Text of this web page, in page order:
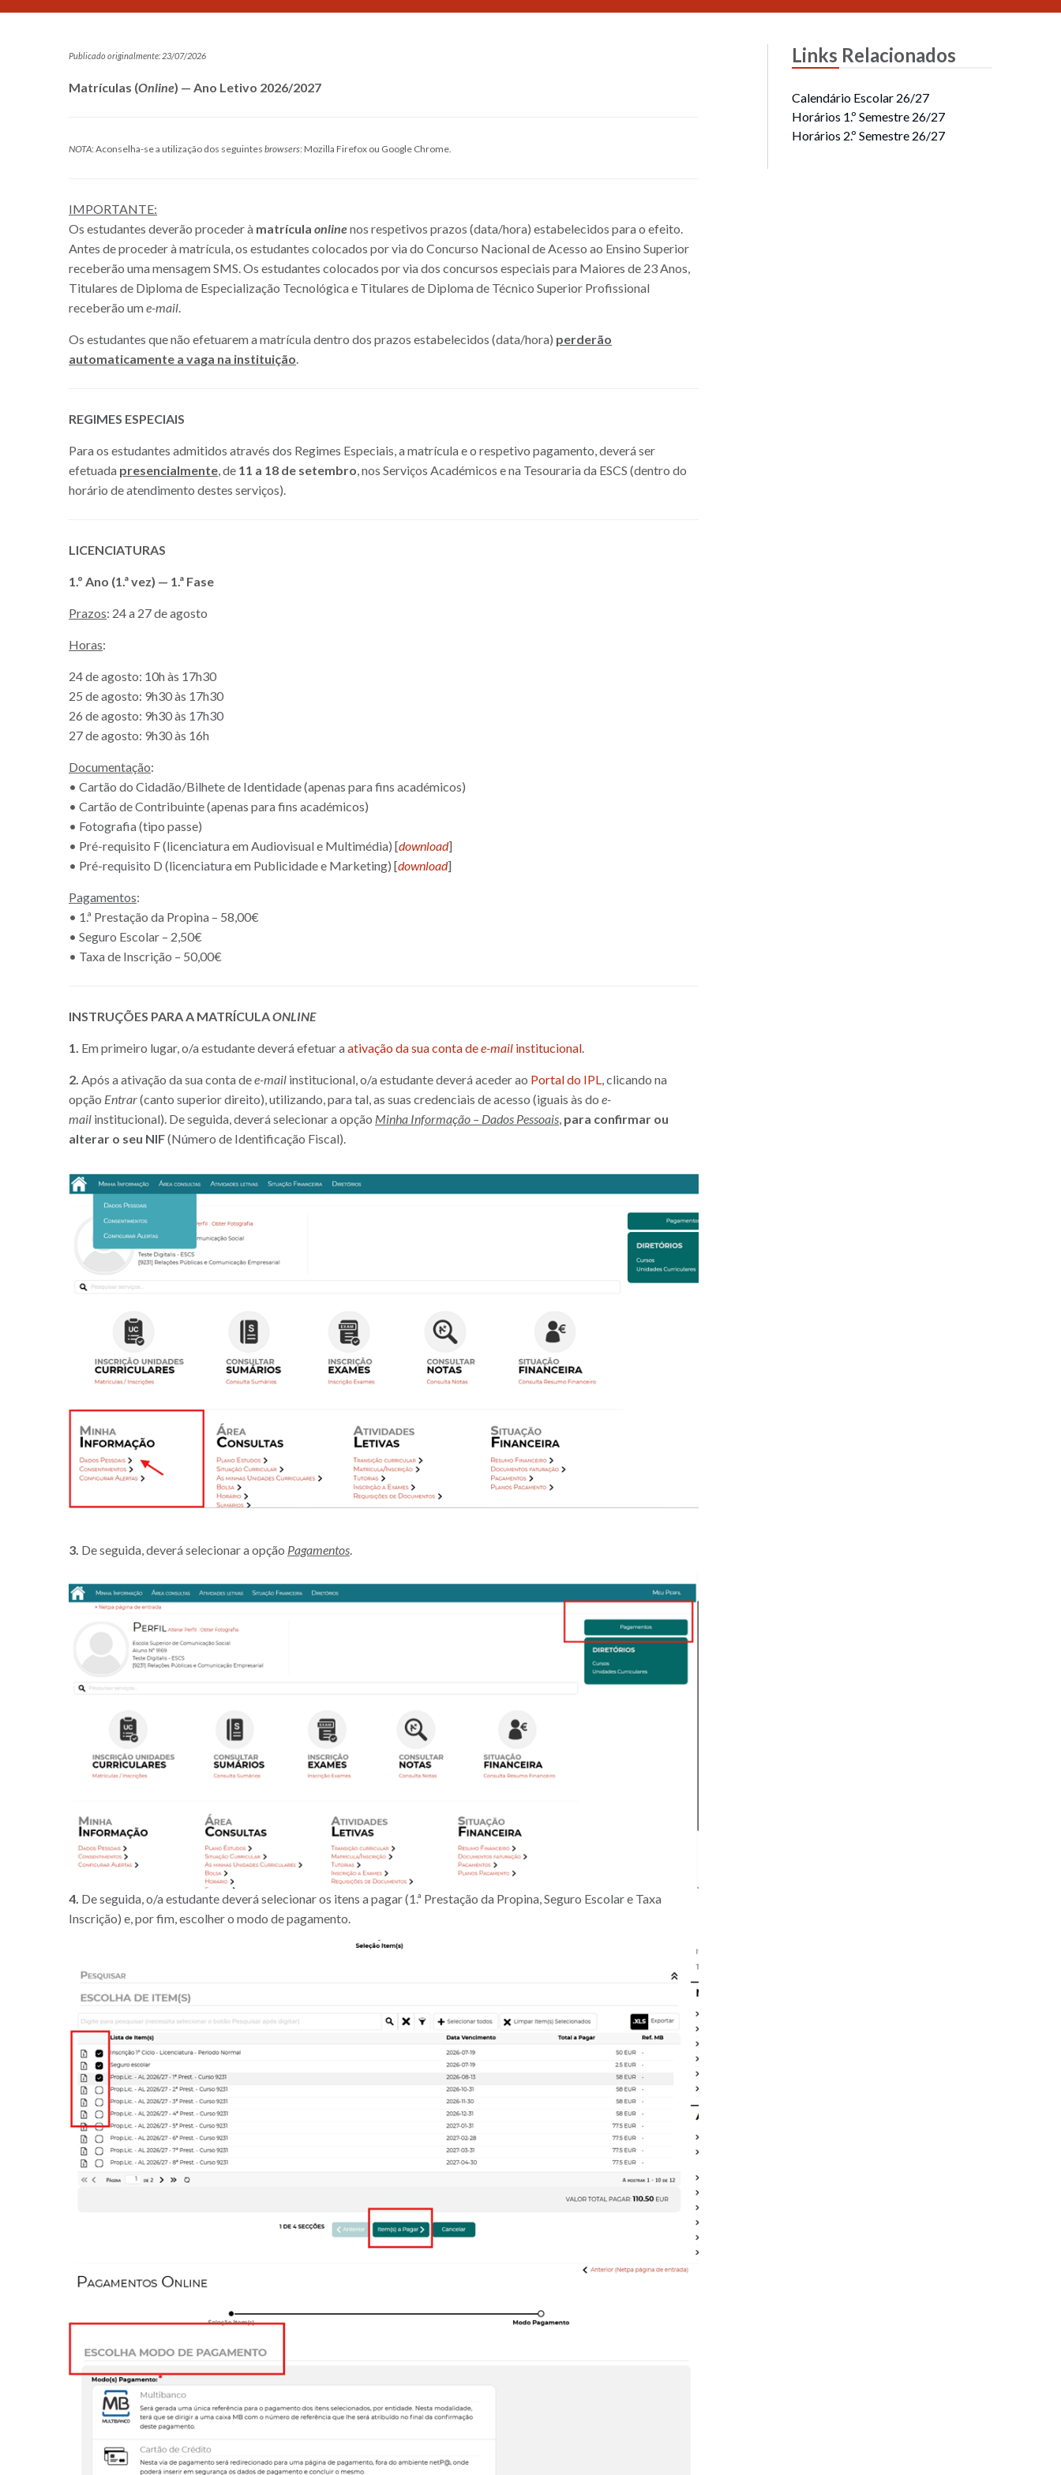
Publicado originalmente: 23/07/2026
Matrículas (Online) — Ano Letivo 2026/2027
NOTA: Aconselha-se a utilização dos seguintes browsers: Mozilla Firefox ou Google Chrome.
IMPORTANTE:
Os estudantes deverão proceder à matrícula onlinenos respetivos prazos (data/hora) estabelecidos para o efeito.
Antes de proceder à matrícula, os estudantes colocados por via do Concurso Nacional de Acesso ao Ensino Superior
receberão uma mensagem SMS. Os estudantes colocados por via dos concursos especiais para Maiores de 23 Anos,
Titulares de Diploma de Especialização Tecnológica e Titulares de Diploma de Técnico Superior Profissional
receberão ume-mail.
Os estudantes que não efetuarem a matrícula dentro dos prazos estabelecidos (data/hora) perderão
automaticamente a vaga na instituição.
REGIMES ESPECIAIS
Para os estudantes admitidos através dos Regimes Especiais, a matrícula e o respetivo pagamento, deverá ser
efetuada presencialmente, de 11 a 18 de setembro, nos Serviços Académicos e na Tesouraria da ESCS (dentro do
horário de atendimento destes serviços).
LICENCIATURAS
1.º Ano (1.ª vez) — 1.ª Fase
Prazos: 24 a 27 de agosto
Horas:
24 de agosto: 10h às 17h30
25 de agosto: 9h30 às 17h30
26 de agosto: 9h30 às 17h30
27 de agosto: 9h30 às 16h
Documentação:
• Cartão do Cidadão/Bilhete de Identidade (apenas para fins académicos)
• Cartão de Contribuinte (apenas para fins académicos)
• Fotografia (tipo passe)
• Pré-requisito F (licenciatura em Audiovisual e Multimédia) [download]
• Pré-requisito D (licenciatura em Publicidade e Marketing) [download]
Pagamentos:
• 1.ª Prestação da Propina – 58,00€
• Seguro Escolar – 2,50€
• Taxa de Inscrição – 50,00€
INSTRUÇÕES PARA A MATRÍCULAONLINE
1. Em primeiro lugar, o/a estudante deverá efetuar aativação da sua conta dee-mail institucional.
2. Após a ativação da sua conta dee-mail institucional, o/a estudante deverá aceder ao Portal do IPL, clicando na
opção Entrar(canto superior direito), utilizando, para tal, as suas credenciais de acesso (iguais às do e-
mail institucional). De seguida, deverá selecionar a opção Minha Informação – Dados Pessoais, para confirmar ou
alterar o seu NIF(Número de Identificação Fiscal).
3. De seguida, deverá selecionar a opção Pagamentos.
4. De seguida, o/a estudante deverá selecionar os itens a pagar (1.ª Prestação da Propina, Seguro Escolar e Taxa
Inscrição) e, por fim, escolher o modo de pagamento.
Links Relacionados
Calendário Escolar 26/27
Horários 1.º Semestre 26/27
Horários 2.º Semestre 26/27